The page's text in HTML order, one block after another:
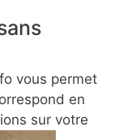
vous permet
en
sur votre